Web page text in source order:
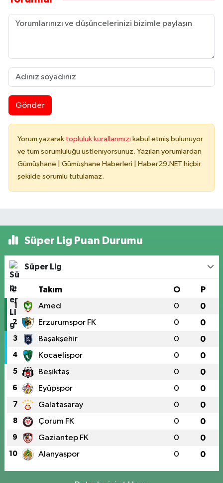
Gönder
Yorum yazarak topluluk kurallarımızı kabul etmiş bulunuyor
ve tüm sorumluluğu üstleniyorsunuz. Yazılan yorumlardan
Gümüşhane | Gümüşhane Haberleri | Haber29.NET hiçbir
şekilde sorumlu tutulamaz.
Süper Lig Puan Durumu
Süper Lig
# Takım O P
1 Amed 0 0
2 Erzurumspor FK 0 0
3 Başakşehir 0 0
4 Kocaelispor 0 0
5 Beşiktaş 0 0
6 Eyüpspor 0 0
7 Galatasaray 0 0
8 Çorum FK 0 0
9 Gaziantep FK 0 0
10 Alanyaspor 0 0